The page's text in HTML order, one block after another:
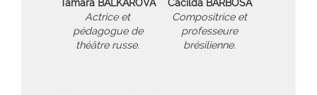
Tamara BALKAROVA
Actrice et
pédagogue de
théâtre russe.
Cacilda BARBOSA
Compositrice et
professeure
brésilienne.